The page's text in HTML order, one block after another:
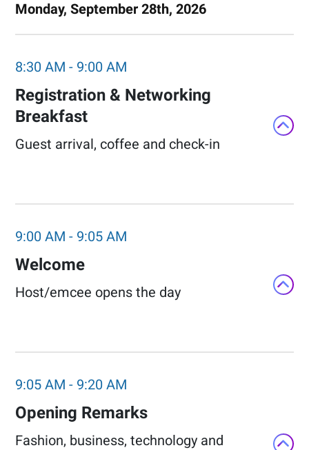
Monday, September 28th, 2026
8:30 AM - 9:00 AM
Registration & Networking
Breakfast​
Guest arrival, coffee and check-in​
9:00 AM - 9:05 AM
Welcome
Host/emcee opens the day​
9:05 AM - 9:20 AM
Opening Remarks​
Fashion, business, technology and